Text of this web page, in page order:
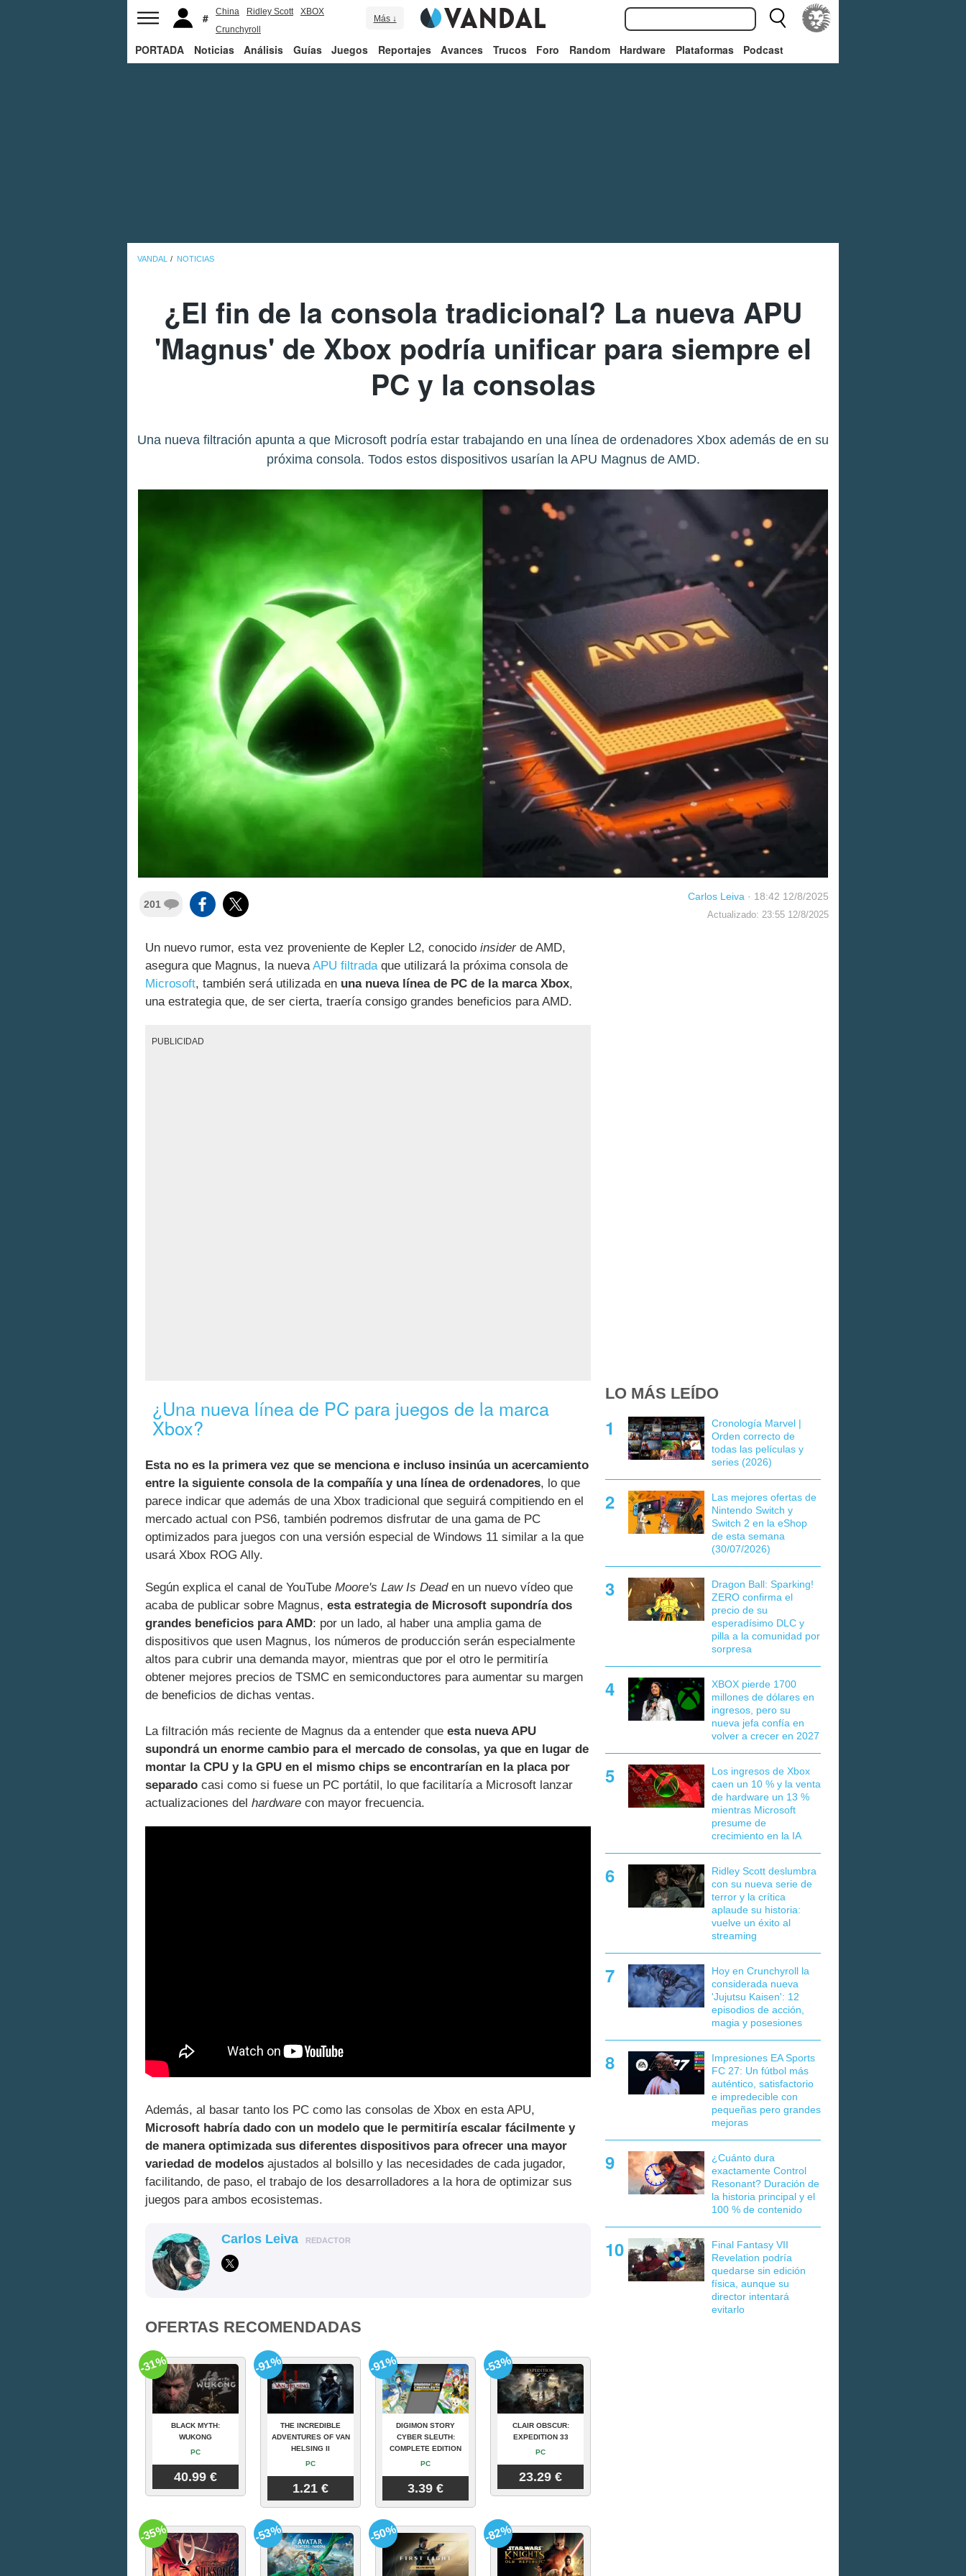
China Ridley Scott
XBOX
Crunchyroll
Más ↓
PORTADA Noticias Análisis Guías Juegos Reportajes Avances Trucos Foro Random Hardware Plataformas Podcast
VANDAL NOTICIAS
¿El fin de la consola tradicional? La nueva APU
'Magnus' de Xbox podría unificar para siempre el
PC y la consolas
Una nueva filtración apunta a que Microsoft podría estar trabajando en una línea de ordenadores Xbox además de en su
próxima consola. Todos estos dispositivos usarían la APU Magnus de AMD.
201
Carlos Leiva · 18:42 12/8/2025
Actualizado: 23:55 12/8/2025
Un nuevo rumor, esta vez proveniente de Kepler L2, conocido insiderde AMD,
asegura que Magnus, la nuevaAPU filtradaque utilizará la próxima consola de
Microsoft, también será utilizada en una nueva línea de PC de la marca Xbox,
una estrategia que, de ser cierta, traería consigo grandes beneficios para AMD.
PUBLICIDAD
¿Una nueva línea de PC para juegos de la marca
Xbox?
Esta no es la primera vez que se menciona e incluso insinúa un acercamiento
entre la siguiente consola de la compañía y una línea de ordenadores, lo que
parece indicar que además de una Xbox tradicional que seguirá compitiendo en el
mercado actual con PS6, también podremos disfrutar de una gama de PC
optimizados para juegos con una versión especial de Windows 11 similar a la que
usará Xbox ROG Ally.
Según explica el canal de YouTube Moore's Law Is Deaden un nuevo vídeo que
acaba de publicar sobre Magnus, esta estrategia de Microsoft supondría dos
grandes beneficios para AMD: por un lado, al haber una amplia gama de
dispositivos que usen Magnus, los números de producción serán especialmente
altos para cubrir una demanda mayor, mientras que por el otro le permitiría
obtener mejores precios de TSMC en semiconductores para aumentar su margen
de beneficios de dichas ventas.
La filtración más reciente de Magnus da a entender que esta nueva APU
supondrá un enorme cambio para el mercado de consolas, ya que en lugar de
montar la CPU y la GPU en el mismo chips se encontrarían en la placa por
separado casi como si fuese un PC portátil, lo que facilitaría a Microsoft lanzar
actualizaciones del hardware con mayor frecuencia.
Además, al basar tanto los PC como las consolas de Xbox en esta APU,
Microsoft habría dado con un modelo que le permitiría escalar fácilmente y
de manera optimizada sus diferentes dispositivos para ofrecer una mayor
variedad de modelos ajustados al bolsillo y las necesidades de cada jugador,
facilitando, de paso, el trabajo de los desarrolladores a la hora de optimizar sus
juegos para ambos ecosistemas.
Carlos Leiva REDACTOR
OFERTAS RECOMENDADAS
BLACK MYTH:
WUKONG
PC
40.99 €
-31%
THE INCREDIBLE
ADVENTURES OF VAN
HELSING II
PC
1.21 €
-91%
DIGIMON STORY
CYBER SLEUTH:
COMPLETE EDITION
PC
3.39 €
-91%
CLAIR OBSCUR:
EXPEDITION 33
PC
23.29 €
-53%
-35% -53% -50% -82%
LO MÁS LEÍDO
Cronología Marvel |
Orden correcto de
todas las películas y
series (2026)
Las mejores ofertas de
Nintendo Switch y
Switch 2 en la eShop
de esta semana
(30/07/2026)
Dragon Ball: Sparking!
ZERO confirma el
precio de su
esperadísimo DLC y
pilla a la comunidad por
sorpresa
XBOX pierde 1700
millones de dólares en
ingresos, pero su
nueva jefa confía en
volver a crecer en 2027
Los ingresos de Xbox
caen un 10 % y la venta
de hardware un 13 %
mientras Microsoft
presume de
crecimiento en la IA
Ridley Scott deslumbra
con su nueva serie de
terror y la crítica
aplaude su historia:
vuelve un éxito al
streaming
Hoy en Crunchyroll la
considerada nueva
'Jujutsu Kaisen': 12
episodios de acción,
magia y posesiones
Impresiones EA Sports
FC 27: Un fútbol más
auténtico, satisfactorio
e impredecible con
pequeñas pero grandes
mejoras
¿Cuánto dura
exactamente Control
Resonant? Duración de
la historia principal y el
100 % de contenido
Final Fantasy VII
Revelation podría
quedarse sin edición
física, aunque su
director intentará
evitarlo